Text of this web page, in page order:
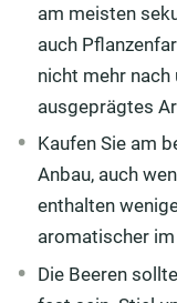
am meisten
auch
nicht mehr
ausgeprägtes
Kaufen Sie am
Anbau, auch
enthalten
aromatischer
Die Beeren